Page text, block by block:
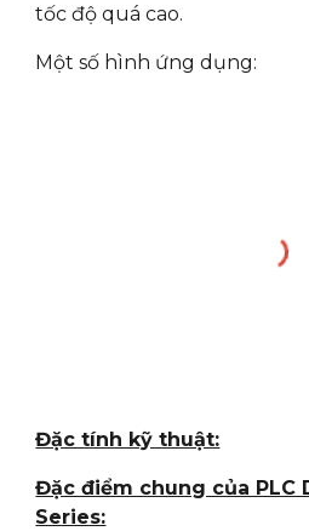
tốc độ quá cao.
Một số hình ứng dụng:
Đặc tính kỹ thuật:
Đặc điểm chung của PLC
Series: